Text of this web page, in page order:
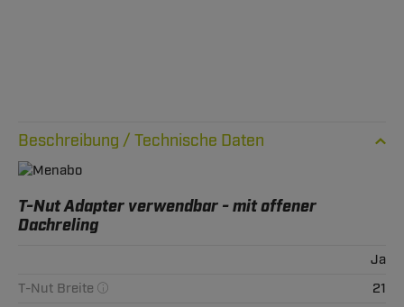
Technische Daten
T-Nut Adapter verwendbar - mit offener
Dachreling
Ja
T-Nut Breite
21